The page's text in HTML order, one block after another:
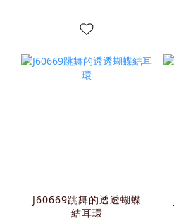
J60669跳舞的透透蝴蝶
結耳環